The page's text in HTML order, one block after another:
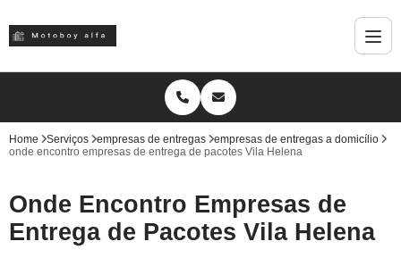
Home Serviços empresas de entregas
empresas de entregas a domicílio
onde encontro empresas de entrega de pacotes Vila Helena
Onde Encontro Empresas de
Entrega de Pacotes Vila Helena